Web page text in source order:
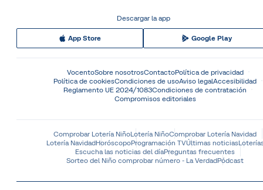
Descargar la app
App Store Google Play
VocentoSobre nosotrosContactoPolítica de privacidad
Política de cookiesCondiciones de usoAviso legalAccesibilidad
Reglamento UE 2024/1083Condiciones de contratación
Compromisos editoriales
Comprobar Lotería NiñoLotería NiñoComprobar Lotería Navidad
Lotería NavidadHoróscopoProgramación TVÚltimas noticias
Escucha las noticias del díaPreguntas frecuentes
Sorteo del Niño comprobar número - La VerdadPódcast